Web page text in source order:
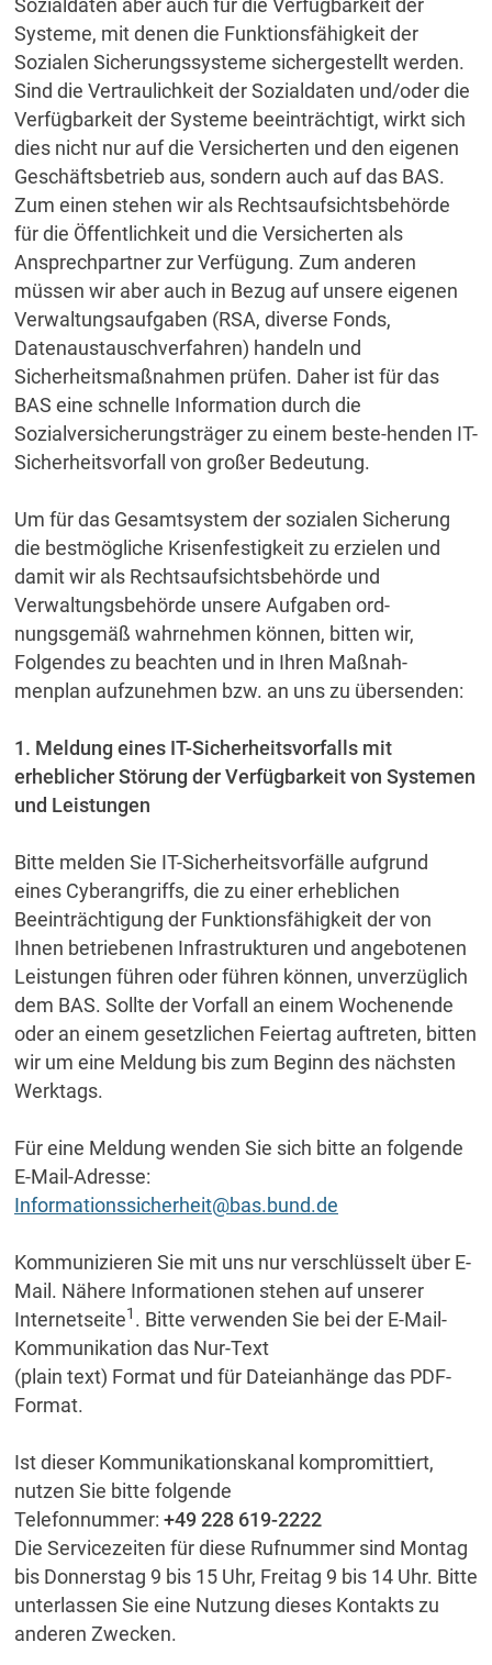
Sozialdaten aber auch für die Verfügbarkeit der
Systeme, mit denen die Funktionsfähigkeit der
Sozialen Sicherungssysteme sichergestellt werden.
Sind die Vertraulichkeit der Sozialdaten und/oder die
Verfügbarkeit der Systeme beeinträchtigt, wirkt sich
dies nicht nur auf die Versicherten und den eigenen
Geschäftsbetrieb aus, sondern auch auf das BAS.
Zum einen stehen wir als Rechtsaufsichtsbehörde
für die Öffentlichkeit und die Versicherten als
Ansprechpartner zur Verfügung. Zum anderen
müssen wir aber auch in Bezug auf unsere eigenen
Verwaltungsaufgaben (RSA, diverse Fonds,
Datenaustauschverfahren) handeln und
Sicherheitsmaßnahmen prüfen. Daher ist für das
BAS eine schnelle Information durch die
Sozialversicherungsträger zu einem beste-henden IT-
Sicherheitsvorfall von großer Bedeutung.
Um für das Gesamtsystem der sozialen Sicherung
die bestmögliche Krisenfestigkeit zu erzielen und
damit wir als Rechtsaufsichtsbehörde und
Verwaltungsbehörde unsere Aufgaben ord-
nungsgemäß wahrnehmen können, bitten wir,
Folgendes zu beachten und in Ihren Maßnah-
menplan aufzunehmen bzw. an uns zu übersenden:
1. Meldung eines IT-Sicherheitsvorfalls mit
erheblicher Störung der Verfügbarkeit von Systemen
und Leistungen
Bitte melden Sie IT-Sicherheitsvorfälle aufgrund
eines Cyberangriffs, die zu einer erheblichen
Beeinträchtigung der Funktionsfähigkeit der von
Ihnen betriebenen Infrastrukturen und angebotenen
Leistungen führen oder führen können, unverzüglich
dem BAS. Sollte der Vorfall an einem Wochenende
oder an einem gesetzlichen Feiertag auftreten, bitten
wir um eine Meldung bis zum Beginn des nächsten
Werktags.
Für eine Meldung wenden Sie sich bitte an folgende
E-Mail-Adresse:
Informationssicherheit@bas.bund.de
Kommunizieren Sie mit uns nur verschlüsselt über E-
Mail. Nähere Informationen stehen auf unserer
Internetseite1 . Bitte verwenden Sie bei der E-Mail-
Kommunikation das Nur-Text
(plain text) Format und für Dateianhänge das PDF-
Format.
Ist dieser Kommunikationskanal kompromittiert,
nutzen Sie bitte folgende
Telefonnummer: +49 228 619-2222
Die Servicezeiten für diese Rufnummer sind Montag
bis Donnerstag 9 bis 15 Uhr, Freitag 9 bis 14 Uhr. Bitte
unterlassen Sie eine Nutzung dieses Kontakts zu
anderen Zwecken.